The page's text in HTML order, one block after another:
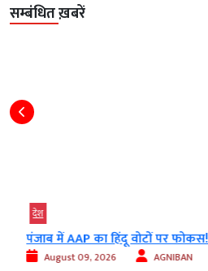
सम्बंधित ख़बरें
देश
पंजाब में AAP का हिंदू वोटों पर फोकस!...
August 09, 2026 AGNIBAN